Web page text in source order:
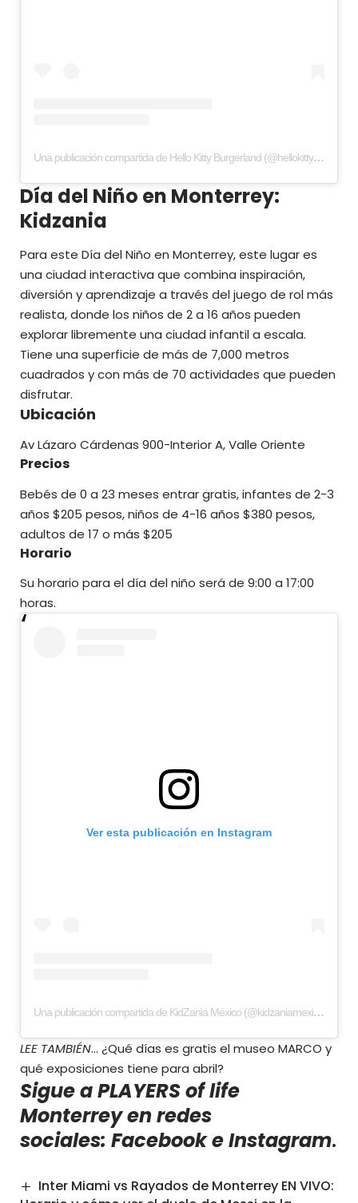
Una publicación compartida de Hello Kitty Burgerland (@hellokittyburgerland)
Día del Niño en Monterrey:
Kidzania
Para este Día del Niño en Monterrey, este lugar es
una ciudad interactiva que combina inspiración,
diversión y aprendizaje a través del juego de rol más
realista, donde los niños de 2 a 16 años pueden
explorar libremente una ciudad infantil a escala.
Tiene una superficie de más de 7,000 metros
cuadrados y con más de 70 actividades que pueden
disfrutar.
Ubicación
Av Lázaro Cárdenas 900-Interior A, Valle Oriente
Precios
Bebés de 0 a 23 meses entrar gratis, infantes de 2-3
años $205 pesos, niños de 4-16 años $380 pesos,
adultos de 17 o más $205
Horario
Su horario para el día del niño será de 9:00 a 17:00
horas.
Ver esta publicación en Instagram
Una publicación compartida de KidZania México (@kidzaniamexico)
LEE TAMBIÉN… ¿Qué días es gratis el museo MARCO y
qué exposiciones tiene para abril?
Sigue a PLAYERS of life
Monterrey en redes
sociales: FacebookeInstagram.
Inter Miami vs Rayados de Monterrey EN VIVO: